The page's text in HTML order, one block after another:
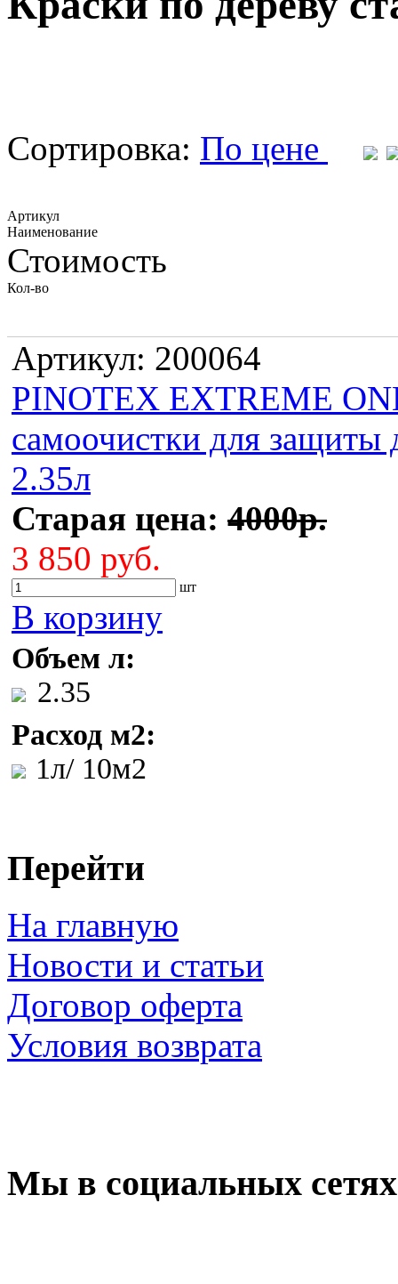
Сортировка: По цене
Артикул
Наименование
Стоимость
Кол-во
Артикул: 200064
PINOTEX EXTREME
самоочистки для защиты
2.35л
Старая цена: 4000р.
3 850 руб.
шт
В корзину
Объем л:
2.35
Расход м2:
1л/ 10м2
Перейти
На главную
Новости и статьи
Договор оферта
Условия возврата
Мы в социальных сетях